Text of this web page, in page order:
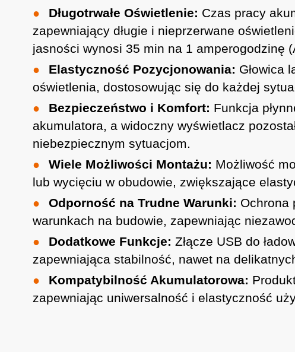
Długotrwałe Oświetlenie: Czas pracy
zapewniający długie i nieprzerwane
jasności wynosi 35 min na 1 amperogodzinę
Elastyczność Pozycjonowania: Głowica
oświetlenia, dostosowując się do każdej
Bezpieczeństwo i Komfort: Funkcja
akumulatora, a widoczny wyświetlacz
niebezpiecznym sytuacjom.
Wiele Możliwości Montażu: Możliwość
lub wycięciu w obudowie, zwiększające
Odporność na Trudne Warunki: Ochrona
warunkach na budowie, zapewniając
Dodatkowe Funkcje: Złącze USB do
zapewniająca stabilność, nawet na
Kompatybilność Akumulatorowa:
zapewniając uniwersalność i elastyczność